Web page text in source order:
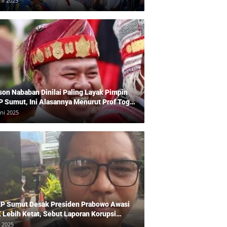
Nababan Dinilai Paling Layak Pimpin
Sumut, Ini Alasannya Menurut Prof Togu
2025
Sumut Desak Presiden Prabowo Awasi
Lebih Ketat, Sebut Laporan Korupsi
2025